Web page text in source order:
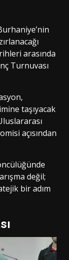
arasında
Turnuvası
taşıyacak
açısından
değil;
bir adım